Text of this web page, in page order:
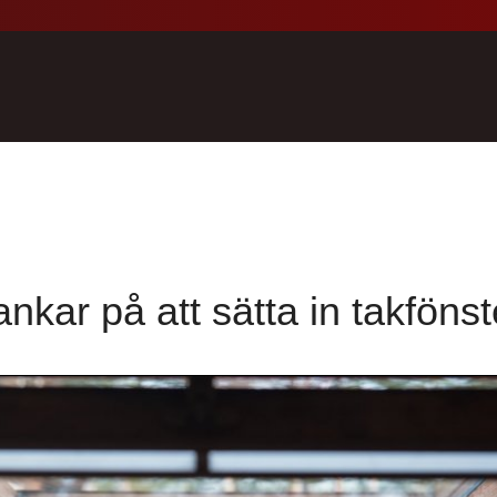
på att sätta in